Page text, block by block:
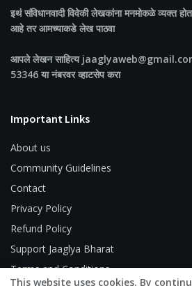
इथं संविधानवादी विवेकी लेखकांना मनमोकळे व्यक्त
आहे तर आमच्याकडे लेख पाठवा
आपले लेखन साहित्य jaaglyaweb@gmail.com
53346 या नंबरवर व्हाटसेप करा
Important Links
About us
Community Guidelines
Contact
Privacy Policy
Refund Policy
Support Jaaglya Bharat
Terms and Conditions
This website uses cookies. By